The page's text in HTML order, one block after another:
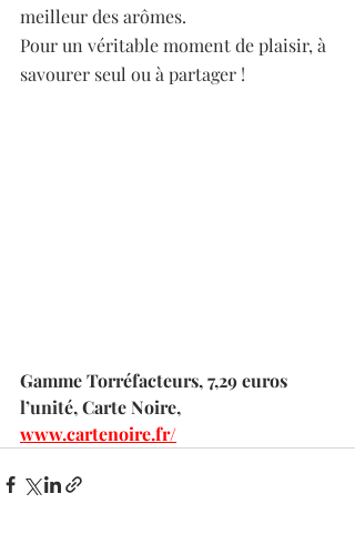
meilleur des arômes.
Pour un véritable moment de plaisir, à
savourer seul ou à partager !
Gamme Torréfacteurs, 7,29 euros
l’unité, Carte Noire,
www.cartenoire.fr/